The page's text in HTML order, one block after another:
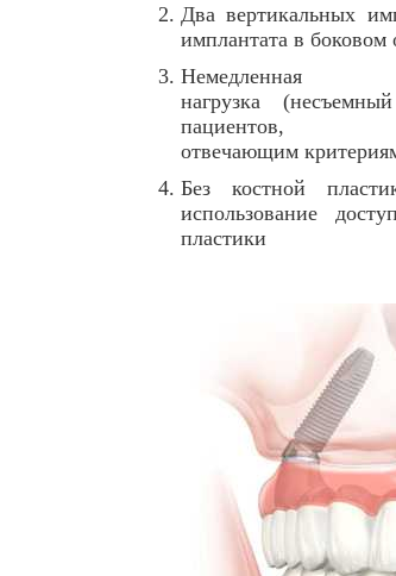
Два вертикальных
имплантата в боковом
Немедленная
нагрузка
пациентов,
отвечающим
Без костной
использование
пластики